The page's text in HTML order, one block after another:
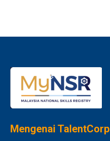
Mengenai TalentCorp